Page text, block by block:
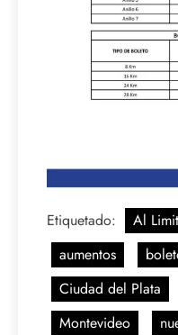
Etiquetado: Al
aumentos
Ciudad del Plata
Montevideo